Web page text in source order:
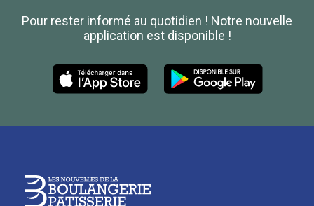
Pour rester informé au quotidien ! Notre nouvelle
application est disponible !
Boulanger de France
Les Nouvelles de la Boulangerie-Pâtisserie Française
27, av d’Eylau - 75782 Paris Cédex 16
01 53 70 16 25